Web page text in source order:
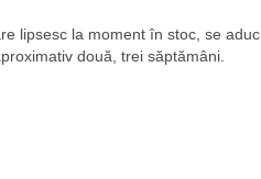
lipsesc la moment în stoc, se aduc
două, trei săptămâni.